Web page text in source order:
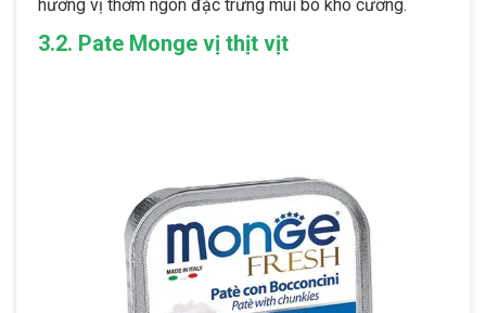
hương vị thơm ngon đặc trưng mùi bò khó cưỡng.
3.2. Pate Monge vị thịt vịt